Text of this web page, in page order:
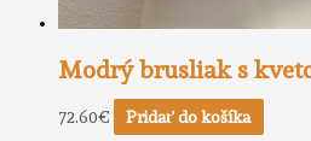
Modrý brusliak s
72.60€ Pridať do košíka